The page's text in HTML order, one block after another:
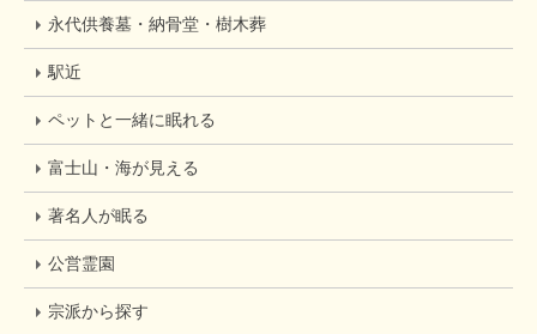
永代供養墓・納骨堂・樹木葬
駅近
ペットと一緒に眠れる
富士山・海が見える
著名人が眠る
公営霊園
宗派から探す